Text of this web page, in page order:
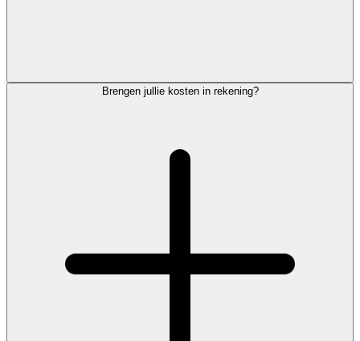
Brengen jullie kosten in rekening?